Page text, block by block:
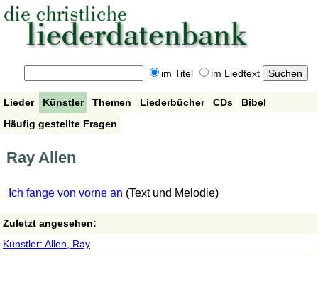
im Titel im Liedtext
Lieder Künstler Themen Liederbücher CDs
Bibel
Häufig gestellte Fragen
Ray Allen
Ich fange von vorne an (Text und Melodie)
Zuletzt angesehen:
Künstler: Allen, Ray